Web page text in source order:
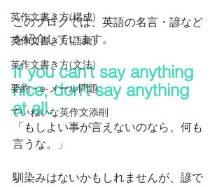
英作文書き方(構成)
英作文書き方(語彙)
英作文書き方(文法)
要約・e-メール問題
ていねいな英作文添削
このブログでは、英語の名言・諺など
を紹介しています。
If you can't say anything
nice, don't say anything
at all.
「もしよい事が言えないのなら、何も
言うな。」
馴染みはないかもしれませんが、諺で